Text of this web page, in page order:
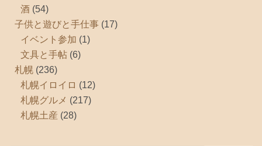
酒 (54)
子供と遊びと手仕事 (17)
イベント参加 (1)
文具と手帖 (6)
札幌 (236)
札幌イロイロ (12)
札幌グルメ (217)
札幌土産 (28)